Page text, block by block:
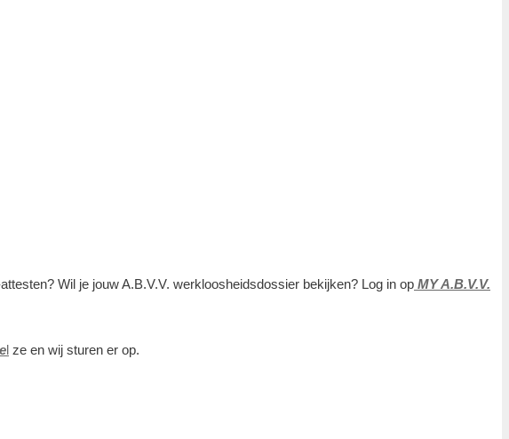
Wil je jouw A.B.V.V. werkloosheidsdossier bekijken? Log in op MY A.B.V.V.
l ze en wij sturen er op.